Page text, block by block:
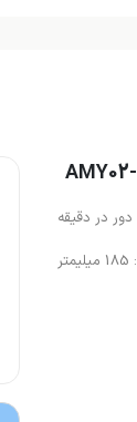
: 185 میلیمتر